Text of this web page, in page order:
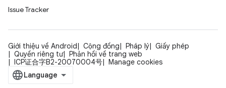
Issue Tracker
Giới thiệu về Android Cộng đồng Pháp lý
Giấy phép
Quyền riêng tư
Phản hồi về trang web
ICP证合字B2-20070004号
Manage cookies